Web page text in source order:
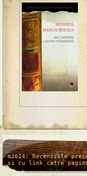
/* */
©2014: Recenziile
si cu link catre